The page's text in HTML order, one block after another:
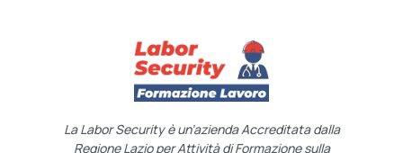
La Labor Security è un’azienda Accreditata dalla
Regione Lazio per Attività di Formazione sulla